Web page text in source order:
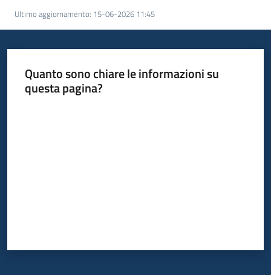
Ultimo aggiornamento: 15-06-2026 11:45
Quanto sono chiare le informazioni su
questa pagina?